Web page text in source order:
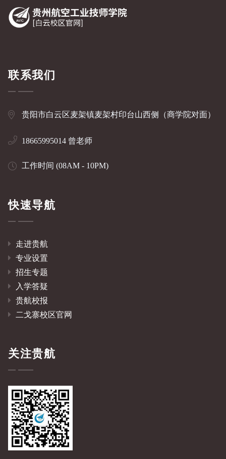
联系我们
贵阳市白云区麦架镇麦架村印台山西侧（商学院对面）
18665995014 曾老师
工作时间 (08AM - 10PM)
快速导航
走进贵航
专业设置
招生专题
入学答疑
贵航校报
二戈寨校区官网
关注贵航